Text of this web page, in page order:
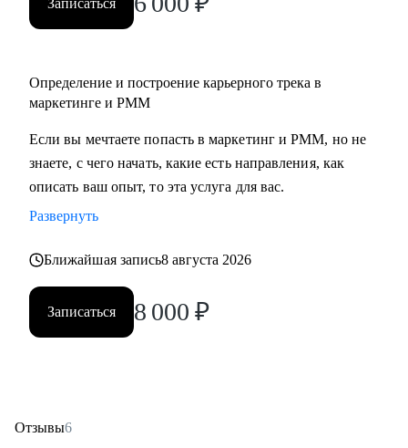
• Middle/senior специалистам в маркетинге и PMM для
• Всем, кто точно понимает, что хочет попасть в Digital-
маркетинг и PMM, но не знает, какие бывают направления,
с чего можно начать, в какую сторону двигаться.
Записаться
Определение и построение карьерного трека в
маркетинге и PMM
Если вы мечтаете попасть в маркетинг и PMM, но не
знаете, с чего начать, какие есть направления, как
описать ваш опыт, то эта услуга для вас.
Развернуть
Ближайшая запись8 августа 2026
Записаться 8 000 ₽
Отзывы6